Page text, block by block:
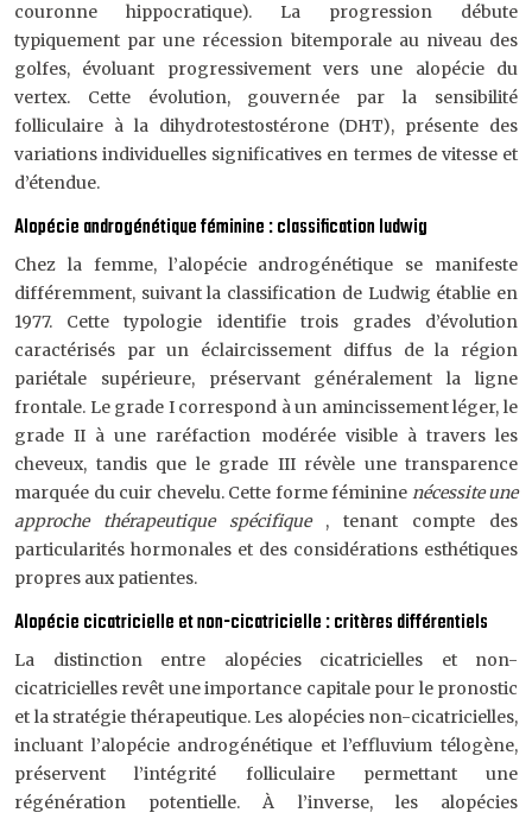
couronne hippocratique). La progression débute
typiquement par une récession bitemporale au niveau des
golfes, évoluant progressivement vers une alopécie du
vertex. Cette évolution, gouvernée par la sensibilité
folliculaire à la dihydrotestostérone (DHT), présente des
variations individuelles significatives en termes de vitesse et
d’étendue.
Alopécie androgénétique féminine : classification ludwig
Chez la femme, l’alopécie androgénétique se manifeste
différemment, suivant la classification de Ludwig établie en
1977. Cette typologie identifie trois grades d’évolution
caractérisés par un éclaircissement diffus de la région
pariétale supérieure, préservant généralement la ligne
frontale. Le grade I correspond à un amincissement léger, le
grade II à une raréfaction modérée visible à travers les
cheveux, tandis que le grade III révèle une transparence
marquée du cuir chevelu. Cette forme féminine nécessite une
approche thérapeutique spécifique , tenant compte des
particularités hormonales et des considérations esthétiques
propres aux patientes.
Alopécie cicatricielle et non-cicatricielle : critères différentiels
La distinction entre alopécies cicatricielles et non-
cicatricielles revêt une importance capitale pour le pronostic
et la stratégie thérapeutique. Les alopécies non-cicatricielles,
incluant l’alopécie androgénétique et l’effluvium télogène,
préservent l’intégrité folliculaire permettant une
régénération potentielle. À l’inverse, les alopécies